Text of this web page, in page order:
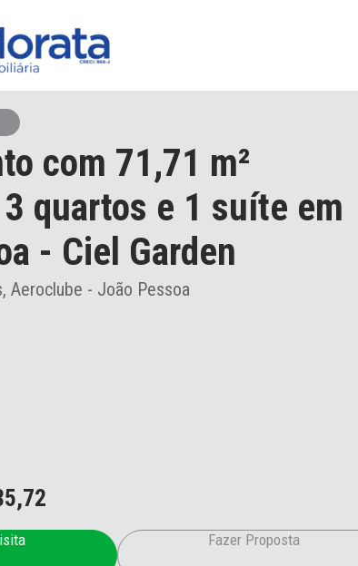
com 71,71 m²
3 quartos e 1 suíte em
- Ciel Garden
Aeroclube - João Pessoa
Fazer Proposta